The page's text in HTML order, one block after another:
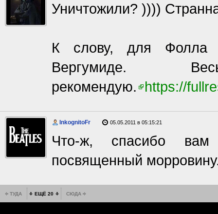
Уничтожили? ))))
К слову, для Фолла
Вергумиде.
рекомендую.
https://
InkognitoFr 05.05.2011 в 05:15:21
Что-ж, спасибо вам
посвященный
ТУДА ЕЩЁ 20 СЮДА